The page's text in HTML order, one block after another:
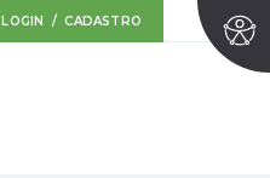
LOGIN / CADASTRO